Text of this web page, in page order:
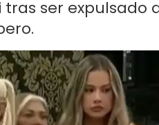
ser expulsado